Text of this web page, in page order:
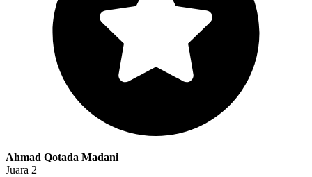
Ahmad Qotada Madani
Juara 2